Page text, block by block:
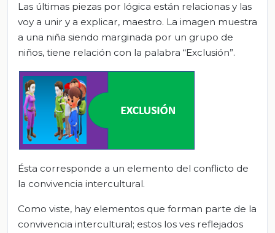
Las últimas piezas por lógica están relacionas y las
voy a unir y a explicar, maestro. La imagen muestra
a una niña siendo marginada por un grupo de
niños, tiene relación con la palabra “Exclusión”.
Ésta corresponde a un elemento del conflicto de
la convivencia intercultural.
Como viste, hay elementos que forman parte de la
convivencia intercultural; estos los ves reflejados